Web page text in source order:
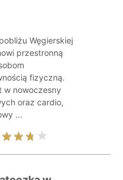
Węgierskiej
przestronną
fizyczną.
w nowoczesny
oraz cardio,
...